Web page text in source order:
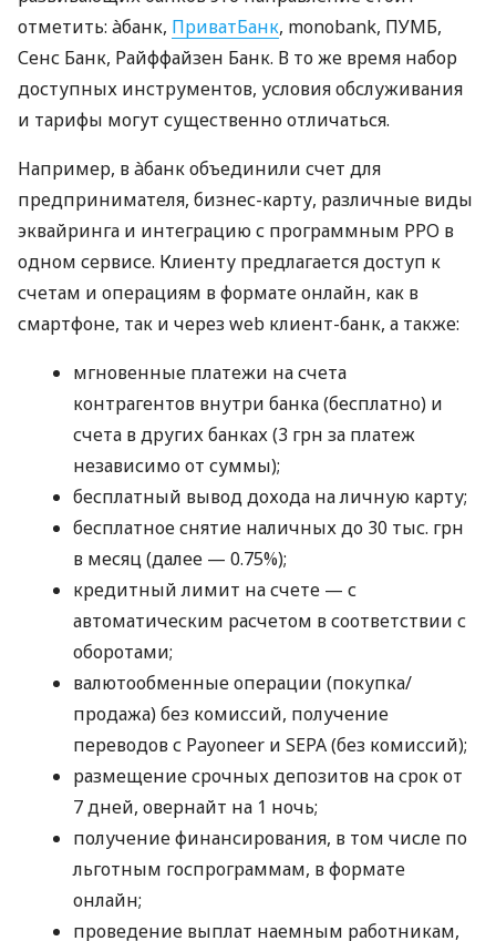
отметить: àбанк, ПриватБанк, monobank, ПУМБ,
Сенс Банк, Райффайзен Банк. В то же время набор
доступных инструментов, условия обслуживания
и тарифы могут существенно отличаться.
Например, в àбанк объединили счет для
предпринимателя, бизнес-карту, различные виды
эквайринга и интеграцию с программным РРО в
одном сервисе. Клиенту предлагается доступ к
счетам и операциям в формате онлайн, как в
смартфоне, так и через web клиент-банк, а также:
мгновенные платежи на счета
контрагентов внутри банка (бесплатно) и
счета в других банках (3 грн за платеж
независимо от суммы);
бесплатный вывод дохода на личную карту;
бесплатное снятие наличных до 30 тыс. грн
в месяц (далее — 0.75%);
кредитный лимит на счете — с
автоматическим расчетом в соответствии с
оборотами;
валютообменные операции (покупка/
продажа) без комиссий, получение
переводов с Payoneer и SEPA (без комиссий);
размещение срочных депозитов на срок от
7 дней, овернайт на 1 ночь;
получение финансирования, в том числе по
льготным госпрограммам, в формате
онлайн;
проведение выплат наемным работникам,